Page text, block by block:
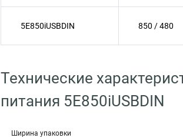
5E850iUSBDIN 850 / 480
Технические
питания 5E850iUSBDIN
Ширина упаковки